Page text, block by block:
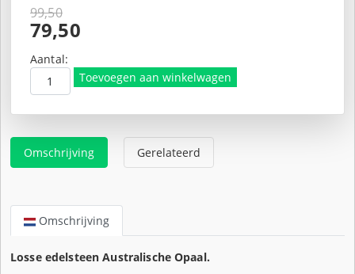
99,50
Oorspronkelijke
prijs
was:
€99,50.
79,50
Huidige
prijs
is:
€79,50.
Aantal:
Toevoegen aan winkelwagen
Omschrijving Gerelateerd
Omschrijving
Losse edelsteen Australische Opaal.